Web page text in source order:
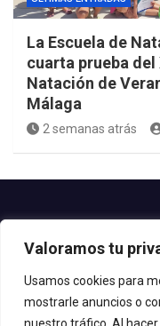
Valoramos tu
Usamos cookies para
mostrarle anuncios o
La Escuela de
cuarta prueba
Natación de
Málaga
2 semanas atrás
Teléfono: 952.80.24.44
© 2020 Delegación de